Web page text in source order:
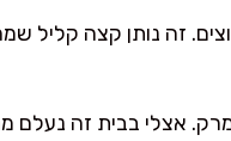
זה נותן קצה קליל
מרק. אצלי בבית זה